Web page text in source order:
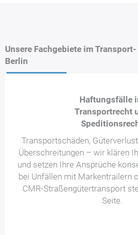
Unsere Fachgebiete im
Berlin
Haftungsfälle
Transportrecht
Transportschäden,
Überschreitungen – wir klären
und setzen Ihre Ansprüche
bei Unfällen mit Markentrailern
CMR-Straßengütertransport
Seite.